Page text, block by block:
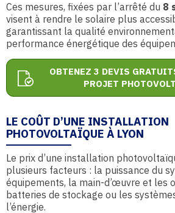
Ces mesures, fixées par l’arrêté du 8
visent à rendre le solaire plus
garantissant la qualité
performance énergétique des
OBTENEZ 3 DEVIS
PROJET
LE COÛT D’UNE INSTALLATION
PHOTOVOLTAÏQUE À LYON
Le prix d’une installation
plusieurs facteurs : la puissance du
équipements, la main-d’œuvre et les
batteries de stockage ou les
l’énergie.